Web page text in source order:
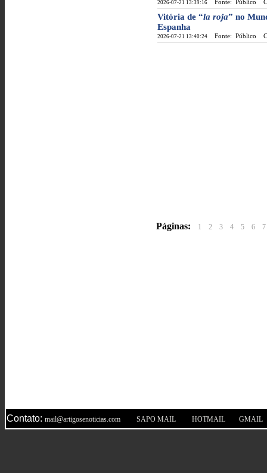
2026-07-21 13:39:16 Fonte: Público
Vitória de “la roja” no
Espanha
2026-07-21 13:40:24 Fonte: Público
Páginas: 1 2 3 4 5 6 7
Contato: mail@artigosenoticias.com SAPO MAIL HOTMAIL GMAIL